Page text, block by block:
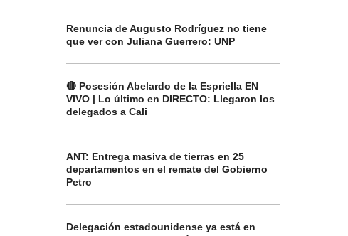
Renuncia de Augusto Rodríguez no tiene
que ver con Juliana Guerrero: UNP
🔴 Posesión Abelardo de la Espriella EN
VIVO | Lo último en DIRECTO: Llegaron los
delegados a Cali
ANT: Entrega masiva de tierras en 25
departamentos en el remate del Gobierno
Petro
Delegación estadounidense ya está en